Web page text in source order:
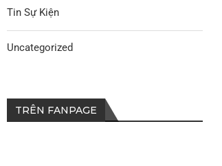
Tin Sự Kiện
Uncategorized
TRÊN FANPAGE